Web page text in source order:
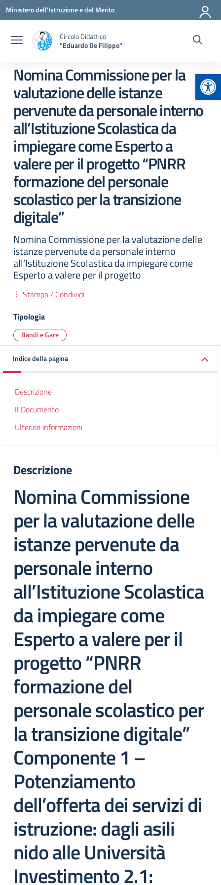
Vai ai contenuti
Vai al menu di navigazione
Vai al footer
Ministero dell'Istruzione e del Merito
Circolo Didattico
"Eduardo De Filippo"
Nomina Commissione per la
valutazione delle istanze
pervenute da personale interno
all’Istituzione Scolastica da
impiegare come Esperto a
valere per il progetto “PNRR
formazione del personale
scolastico per la transizione
digitale”
Nomina Commissione per la valutazione delle
istanze pervenute da personale interno
all’Istituzione Scolastica da impiegare come
Esperto a valere per il progetto
Stampa / Condividi
Tipologia
Bandi e Gare
Indice della pagina
Descrizione
Il Documento
Ulteriori informazioni
Descrizione
Nomina Commissione
per la valutazione delle
istanze pervenute da
personale interno
all’Istituzione Scolastica
da impiegare come
Esperto a valere per il
progetto“PNRR
formazione del
personale scolastico per
la transizione digitale”
Componente 1 –
Potenziamento
dell’offerta dei servizi di
istruzione: dagli asili
nido alle Università
Investimento 2.1: